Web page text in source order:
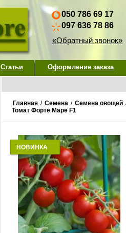
050 786 69 17
097 636 78 86
«Обратный звонок»
Статьи Оформление заказа
Главная / Семена / Семена овощей
Томат Форте Маре F1
НОВИНКА